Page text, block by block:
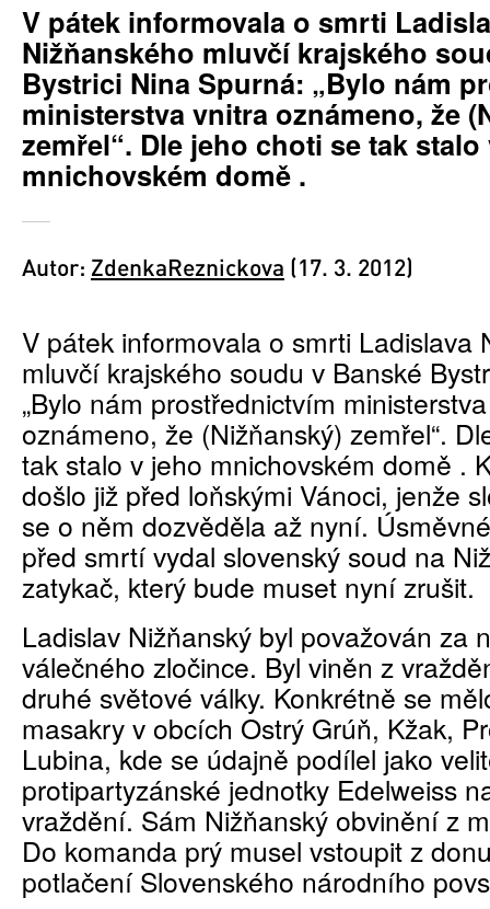
V pátek informovala o smrti
Nižňanského mluvčí krajského
Bystrici Nina Spurná: „Bylo nám
ministerstva vnitra oznámeno, že
zemřel“. Dle jeho choti se tak
mnichovském domě .
Autor: ZdenkaReznickova (17. 3. 2012)
V pátek informovala o smrti Ladislava
mluvčí krajského soudu v Banské
„Bylo nám prostřednictvím
oznámeno, že (Nižňanský) zemřel“.
tak stalo v jeho mnichovském domě .
došlo již před loňskými Vánoci, jenže
se o něm dozvěděla až nyní.
před smrtí vydal slovenský soud na
zatykač, který bude muset nyní zrušit.
Ladislav Nižňanský byl považován za
válečného zločince. Byl viněn z
druhé světové války. Konkrétně se
masakry v obcích Ostrý Grúň, Kžak,
Lubina, kde se údajně podílel jako
protipartyzánské jednotky Edelweiss
vraždění. Sám Nižňanský obvinění z
Do komanda prý musel vstoupit z
potlačení Slovenského národního